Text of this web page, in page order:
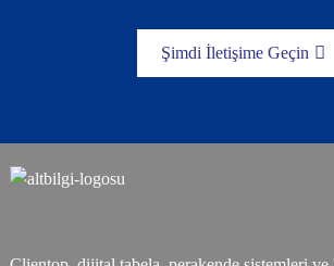
Şimdi İletişime Geçin